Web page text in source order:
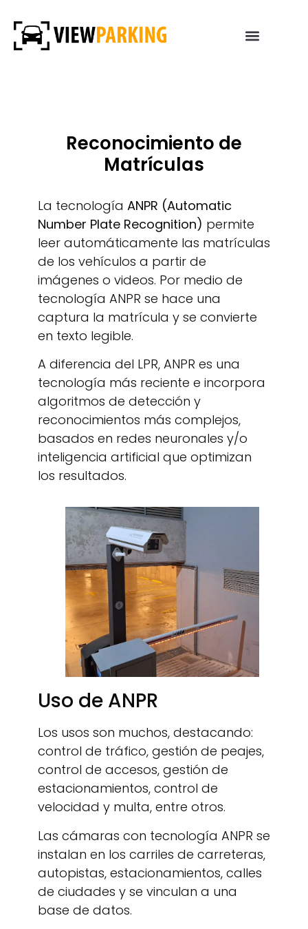
Reconocimiento de
Matrículas
La tecnología ANPR (Automatic
Number Plate Recognition) permite
leer automáticamente las matrículas
de los vehículos a partir de
imágenes o videos. Por medio de
tecnología ANPR se hace una
captura la matrícula y se convierte
en texto legible.
A diferencia del LPR, ANPR es una
tecnología más reciente e incorpora
algoritmos de detección y
reconocimientos más complejos,
basados en redes neuronales y/o
inteligencia artificial que optimizan
los resultados.
Uso de ANPR
Los usos son muchos, destacando:
control de tráfico, gestión de peajes,
control de accesos, gestión de
estacionamientos, control de
velocidad y multa, entre otros.
Las cámaras con tecnología ANPR se
instalan en los carriles de carreteras,
autopistas, estacionamientos, calles
de ciudades y se vinculan a una
base de datos.